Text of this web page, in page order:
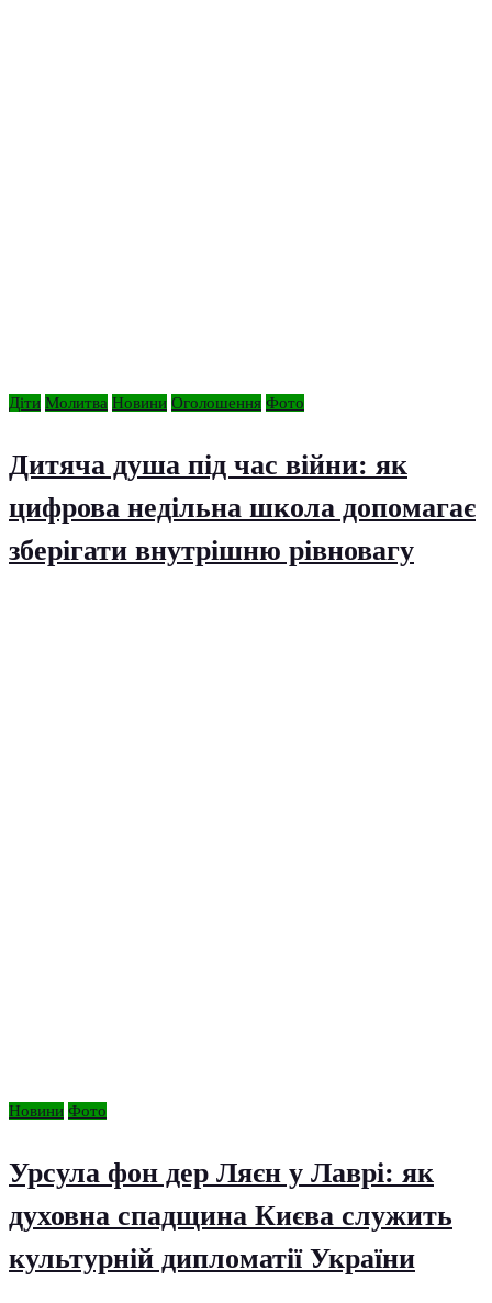
Діти Молитва Новини Оголошення Фото
Дитяча душа під час війни: як
цифрова недільна школа допомагає
зберігати внутрішню рівновагу
Новини Фото
Урсула фон дер Ляєн у Лаврі: як
духовна спадщина Києва служить
культурній дипломатії України